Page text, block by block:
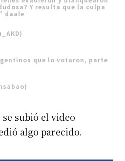
Y resulta que la culpa
daale
que lo votaron, parte
subió el video
algo parecido.